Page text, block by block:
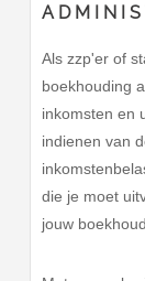
Als zzp'er of
boekhouding
inkomsten en
indienen van
die je moet
jouw